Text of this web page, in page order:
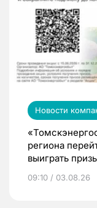
Новости
региона
выиграть
09:10 / 03.08.26